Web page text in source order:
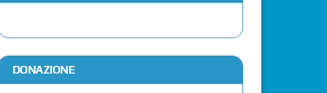
DONAZIONE